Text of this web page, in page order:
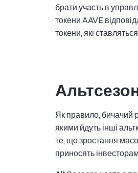
брати участь в
токени AAVE
токени, які
Як правило, бичачий
якими йдуть інші
те, що зростання
приносять